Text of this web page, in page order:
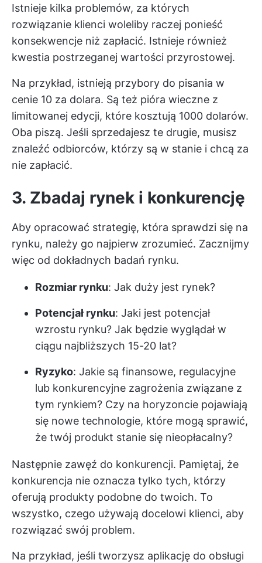
Istnieje kilka problemów, za których
rozwiązanie klienci woleliby raczej ponieść
konsekwencje niż zapłacić. Istnieje również
kwestia postrzeganej wartości przyrostowej.
Na przykład, istnieją przybory do pisania w
cenie 10 za dolara. Są też pióra wieczne z
limitowanej edycji, które kosztują 1000 dolarów.
Oba piszą. Jeśli sprzedajesz te drugie, musisz
znaleźć odbiorców, którzy są w stanie i chcą za
nie zapłacić.
3. Zbadaj rynek i konkurencję
Aby opracować strategię, która sprawdzi się na
rynku, należy go najpierw zrozumieć. Zacznijmy
więc od dokładnych badań rynku.
Rozmiar rynku: Jak duży jest rynek?
Potencjał rynku: Jaki jest potencjał
wzrostu rynku? Jak będzie wyglądał w
ciągu najbliższych 15-20 lat?
Ryzyko: Jakie są finansowe, regulacyjne
lub konkurencyjne zagrożenia związane z
tym rynkiem? Czy na horyzoncie pojawiają
się nowe technologie, które mogą sprawić,
że twój produkt stanie się nieopłacalny?
Następnie zawęź do konkurencji. Pamiętaj, że
konkurencja nie oznacza tylko tych, którzy
oferują produkty podobne do twoich. To
wszystko, czego używają docelowi klienci, aby
rozwiązać swój problem.
Na przykład, jeśli tworzysz aplikację do obsługi